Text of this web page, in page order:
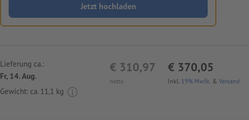
Jetzt hochladen
netto
€ 310,97
Inkl. 19% MwSt. & Versand
€ 370,05
Lieferung ca.:
Fr, 14. Aug.
Gewicht: ca. 11,1 kg